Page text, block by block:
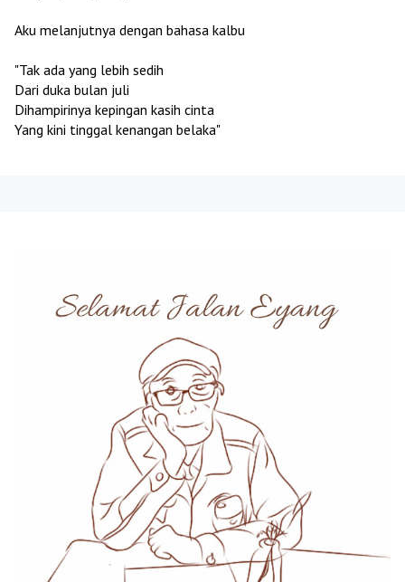
Aku melanjutnya dengan bahasa kalbu
"Tak ada yang lebih sedih
Dari duka bulan juli
Dihampirinya kepingan kasih cinta
Yang kini tinggal kenangan belaka"